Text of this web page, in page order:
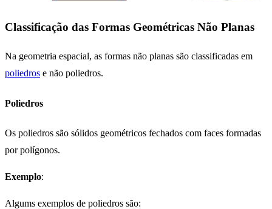
Classificação das Formas Geométricas Não Planas
Na geometria espacial, as formas não planas são classificadas em
poliedros e não poliedros.
Poliedros
Os poliedros são sólidos geométricos fechados com faces formadas
por polígonos.
Exemplo:
Algums exemplos de poliedros são: